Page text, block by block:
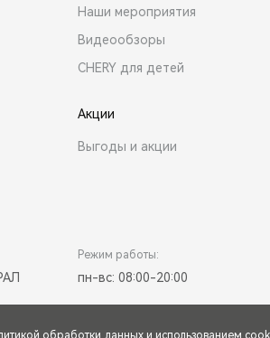
Наши мероприятия
Видеообзоры
CHERY для детей
Акции
Выгоды и акции
Режим работы:
пн-вс: 08:00-20:00
обработки данных и использованием